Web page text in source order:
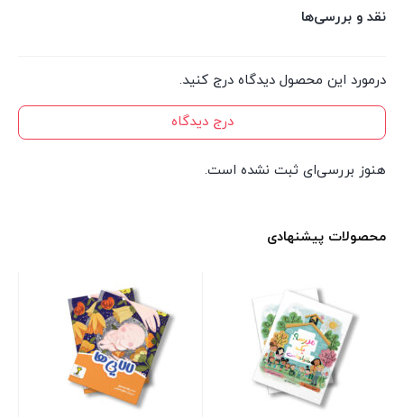
نقد و بررسی‌ها
درمورد این محصول دیدگاه درج کنید.
درج دیدگاه
هنوز بررسی‌ای ثبت نشده است.
محصولات پیشنهادی